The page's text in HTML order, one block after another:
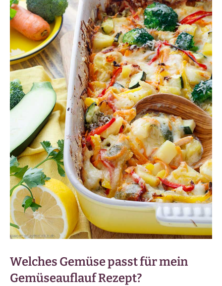
Welches Gemüse passt für mein
Gemüseauflauf Rezept?